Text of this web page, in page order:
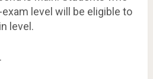
level will be eligible to
level.